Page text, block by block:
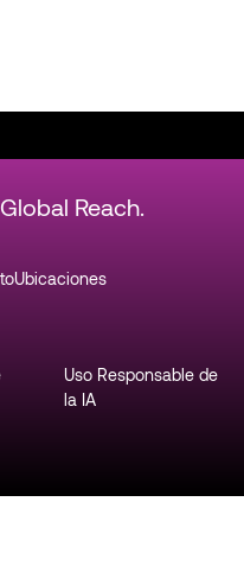
Global Reach.
Ubicaciones
Uso Responsable de
la IA